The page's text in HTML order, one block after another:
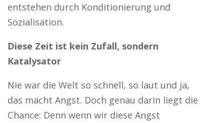
entstehen durch Konditionierung und
Sozialisation.
Diese Zeit ist kein Zufall, sondern
Katalysator
Nie war die Welt so schnell, so laut und ja,
das macht Angst. Doch genau darin liegt die
Chance: Denn wenn wir diese Angst